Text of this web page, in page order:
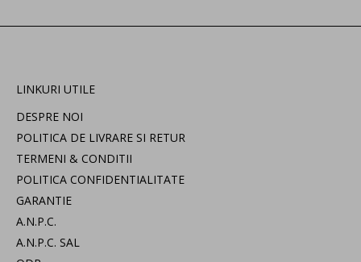
LINKURI UTILE
DESPRE NOI
POLITICA DE LIVRARE SI RETUR
TERMENI & CONDITII
POLITICA CONFIDENTIALITATE
GARANTIE
A.N.P.C.
A.N.P.C. SAL